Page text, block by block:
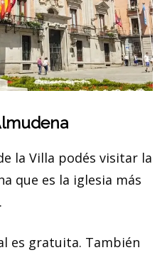
la Villa podés visitar la
que es la iglesia más
es gratuita. También